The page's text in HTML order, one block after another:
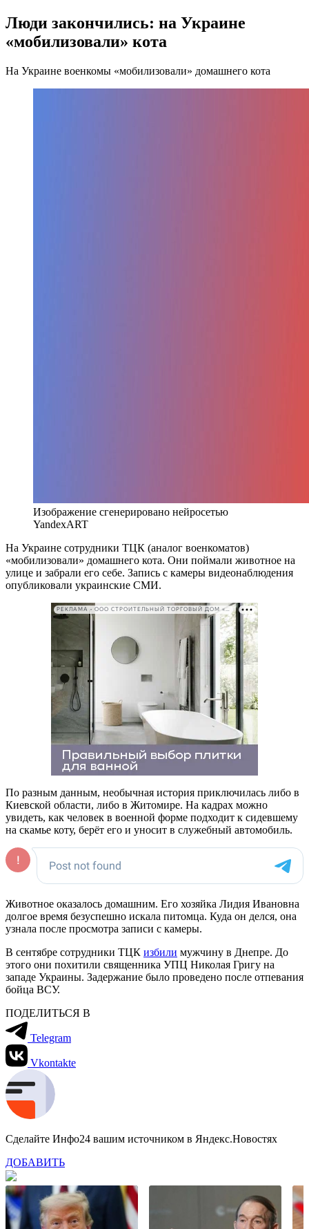
Люди закончились: на Украине
«мобилизовали» кота
На Украине военкомы «мобилизовали» домашнего кота
Изображение сгенерировано нейросетью
YandexART
На Украине сотрудники ТЦК (аналог военкоматов)
«мобилизовали» домашнего кота. Они поймали животное на
улице и забрали его себе. Запись с камеры видеонаблюдения
опубликовали украинские СМИ.
РЕКЛАМА • ООО СТРОИТЕЛЬНЫЙ ТОРГОВЫЙ ДОМ «ПЕТРОВИЧ». ИНН: 7802348846
По разным данным, необычная история приключилась либо в
Киевской области, либо в Житомире. На кадрах можно
увидеть, как человек в военной форме подходит к сидевшему
на скамье коту, берёт его и уносит в служебный автомобиль.
Животное оказалось домашним. Его хозяйка Лидия Ивановна
долгое время безуспешно искала питомца. Куда он делся, она
узнала после просмотра записи с камеры.
В сентябре сотрудники ТЦК избили мужчину в Днепре. До
этого они похитили священника УПЦ Николая Григу на
западе Украины. Задержание было проведено после отпевания
бойца ВСУ.
ПОДЕЛИТЬСЯ В
Telegram
Vkontakte
Сделайте Инфо24 вашим источником в Яндекс.Новостях
ДОБАВИТЬ